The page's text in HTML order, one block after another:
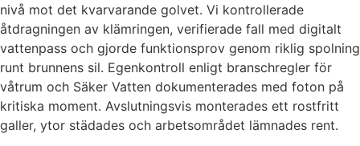
nivå mot det kvarvarande golvet. Vi kontrollerade
åtdragningen av klämringen, verifierade fall med digitalt
vattenpass och gjorde funktionsprov genom riklig spolning
runt brunnens sil. Egenkontroll enligt branschregler för
våtrum och Säker Vatten dokumenterades med foton på
kritiska moment. Avslutningsvis monterades ett rostfritt
galler, ytor städades och arbetsområdet lämnades rent.